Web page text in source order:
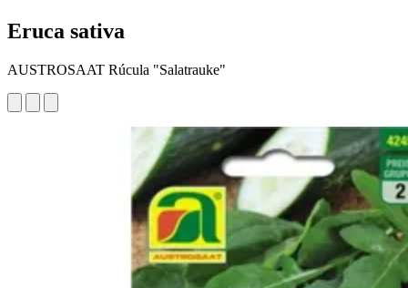
Eruca sativa
AUSTROSAAT Rúcula "Salatrauke"